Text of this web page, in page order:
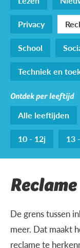
Privacy
School
Techniek en
Ontdek per leeftijd
Alle leeftijden
10 - 12j
13
Reclame
De grens tussen
meer. Dat maakt
reclame te